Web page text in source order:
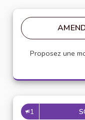
Proposez une
1